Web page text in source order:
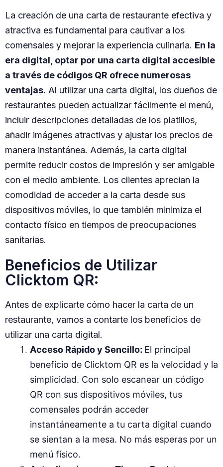
La creación de una carta de restaurante efectiva y
atractiva es fundamental para cautivar a los
comensales y mejorar la experiencia culinaria. En la
era digital, optar por una carta digital accesible
a través de códigos QR ofrece numerosas
ventajas. Al utilizar una carta digital, los dueños de
restaurantes pueden actualizar fácilmente el menú,
incluir descripciones detalladas de los platillos,
añadir imágenes atractivas y ajustar los precios de
manera instantánea. Además, la carta digital
permite reducir costos de impresión y ser amigable
con el medio ambiente. Los clientes aprecian la
comodidad de acceder a la carta desde sus
dispositivos móviles, lo que también minimiza el
contacto físico en tiempos de preocupaciones
sanitarias.
Beneficios de Utilizar
Clicktom QR:
Antes de explicarte cómo hacer la carta de un
restaurante, vamos a contarte los beneficios de
utilizar una carta digital.
Acceso Rápido y Sencillo: El principal
beneficio de Clicktom QR es la velocidad y la
simplicidad. Con solo escanear un código
QR con sus dispositivos móviles, tus
comensales podrán acceder
instantáneamente a tu carta digital cuando
se sientan a la mesa. No más esperas por un
menú físico.